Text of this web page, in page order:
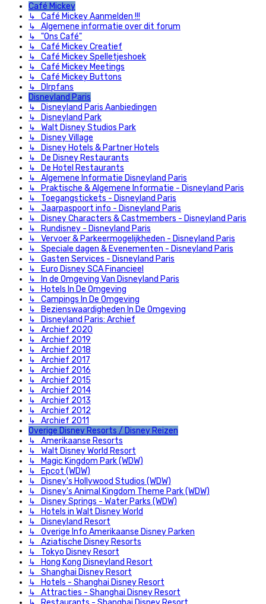
Café Mickey
↳ Café Mickey Aanmelden !!!
↳ Algemene informatie over dit forum
↳ "Ons Café"
↳ Café Mickey Creatief
↳ Café Mickey Spelletjeshoek
↳ Café Mickey Meetings
↳ Café Mickey Buttons
↳ Dlrpfans
Disneyland Paris
↳ Disneyland Paris Aanbiedingen
↳ Disneyland Park
↳ Walt Disney Studios Park
↳ Disney Village
↳ Disney Hotels & Partner Hotels
↳ De Disney Restaurants
↳ De Hotel Restaurants
↳ Algemene Informatie Disneyland Paris
↳ Praktische & Algemene Informatie - Disneyland Paris
↳ Toegangstickets - Disneyland Paris
↳ Jaarpaspoort info - Disneyland Paris
↳ Disney Characters & Castmembers - Disneyland Paris
↳ Rundisney - Disneyland Paris
↳ Vervoer & Parkeermogelijkheden - Disneyland Paris
↳ Speciale dagen & Evenementen - Disneyland Paris
↳ Gasten Services - Disneyland Paris
↳ Euro Disney SCA Financieel
↳ In de Omgeving Van Disneyland Paris
↳ Hotels In De Omgeving
↳ Campings In De Omgeving
↳ Bezienswaardigheden In De Omgeving
↳ Disneyland Paris: Archief
↳ Archief 2020
↳ Archief 2019
↳ Archief 2018
↳ Archief 2017
↳ Archief 2016
↳ Archief 2015
↳ Archief 2014
↳ Archief 2013
↳ Archief 2012
↳ Archief 2011
Overige Disney Resorts / Disney Reizen
↳ Amerikaanse Resorts
↳ Walt Disney World Resort
↳ Magic Kingdom Park (WDW)
↳ Epcot (WDW)
↳ Disney's Hollywood Studios (WDW)
↳ Disney's Animal Kingdom Theme Park (WDW)
↳ Disney Springs - Water Parks (WDW)
↳ Hotels in Walt Disney World
↳ Disneyland Resort
↳ Overige Info Amerikaanse Disney Parken
↳ Aziatische Disney Resorts
↳ Tokyo Disney Resort
↳ Hong Kong Disneyland Resort
↳ Shanghai Disney Resort
↳ Hotels - Shanghai Disney Resort
↳ Attracties - Shanghai Disney Resort